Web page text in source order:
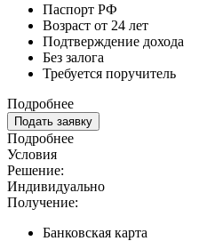
Паспорт РФ
Возраст от 24 лет
Подтверждение дохода
Без залога
Требуется поручитель
Подробнее
Подать заявку
Подробнее
Условия
Решение:
Индивидуально
Получение:
Банковская карта